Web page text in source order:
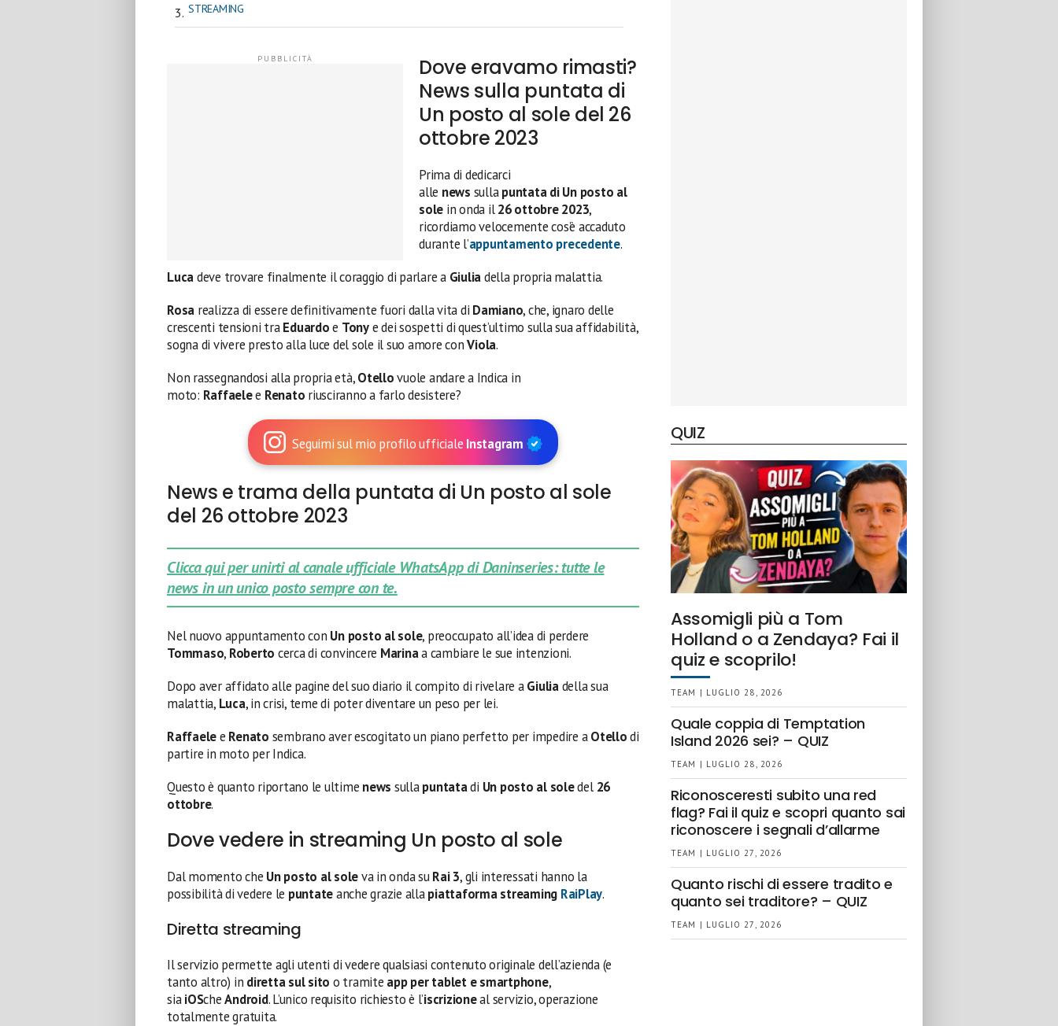
STREAMING
Dove eravamo rimasti?
News sulla puntata di
Un posto al sole del 26
ottobre 2023
Prima di dedicarci
alle news sullapuntata di Un posto al
sole in onda il26 ottobre 2023,
ricordiamo velocemente cos’è accaduto
durante l’appuntamento precedente.
Lucadeve trovare finalmente il coraggio di parlare a Giuliadella propria malattia.
Rosa realizza di essere definitivamente fuori dalla vita di Damiano, che, ignaro delle
crescenti tensioni traEduardoe Tonye dei sospetti di quest’ultimo sulla sua affidabilità,
sogna di vivere presto alla luce del sole il suo amore conViola.
Non rassegnandosi alla propria età,Otellovuole andare a Indica in
moto: Raffaelee Renato riusciranno a farlo desistere?
Seguimi sul mio profilo ufficiale Instagram
News e trama della puntata di Un posto al sole
del 26 ottobre 2023
Clicca qui per unirti al canale ufficiale WhatsApp di Daninseries: tutte le
news in un unico posto sempre con te.
Nel nuovo appuntamento con Un posto al sole, preoccupato all’idea di perdere
Tommaso, Roberto cerca di convincere Marinaa cambiare le sue intenzioni.
Dopo aver affidato alle pagine del suo diario il compito di rivelare aGiuliadella sua
malattia, Luca, in crisi, teme di poter diventare un peso per lei.
Raffaelee Renato sembrano aver escogitato un piano perfetto per impedire aOtellodi
partire in moto per Indica.
Questo è quanto riportano le ultime news sullapuntatadi Un posto al soledel26
ottobre.
Dove vedere in streaming Un posto al sole
Dal momento che Un posto al soleva in onda suRai 3, gli interessati hanno la
possibilità di vedere le puntateanche grazie allapiattaforma streaming RaiPlay.
Diretta streaming
Il servizio permette agli utenti di vedere qualsiasi contenuto originale dell’azienda (e
tanto altro) in diretta sul sito o tramite app per tablet e smartphone,
siaiOScheAndroid. L’unico requisito richiesto è l’iscrizioneal servizio, operazione
totalmente gratuita.
QUIZ
Assomigli più a Tom
Holland o a Zendaya? Fai il
quiz e scoprilo!
TEAM | LUGLIO 28, 2026
Quale coppia di Temptation
Island 2026 sei? – QUIZ
TEAM | LUGLIO 28, 2026
Riconosceresti subito una red
flag? Fai il quiz e scopri quanto sai
riconoscere i segnali d’allarme
TEAM | LUGLIO 27, 2026
Quanto rischi di essere tradito e
quanto sei traditore? – QUIZ
TEAM | LUGLIO 27, 2026